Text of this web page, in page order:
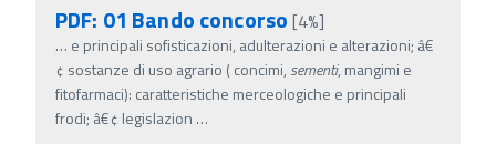
PDF: 01 Bando concorso [4%]
… e principali sofisticazioni, adulterazioni e alterazioni; â€
¢ sostanze di uso agrario ( concimi, sementi, mangimi e
fitofarmaci): caratteristiche merceologiche e principali
frodi; â€¢ legislazion …